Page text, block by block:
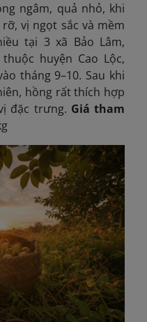
ngâm, quả nhỏ, khi
vị ngọt sắc và mềm
tại 3 xã Bảo Lâm,
huyện Cao Lộc,
tháng 9–10. Sau khi
hồng rất thích hợp
đặc trưng. Giá tham